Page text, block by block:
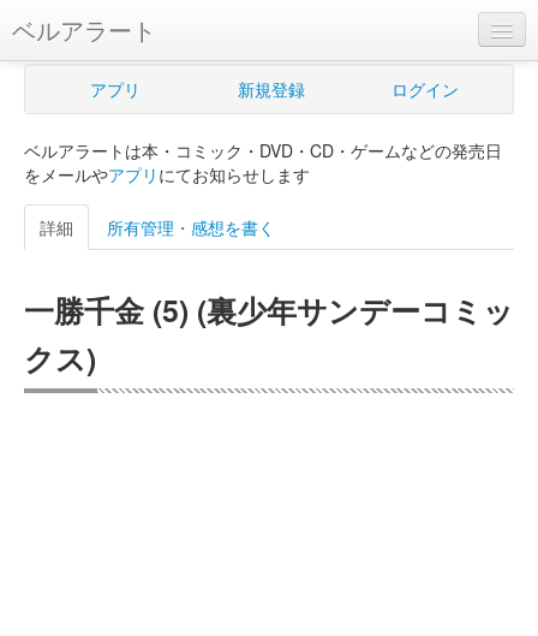
ベルアラート
ベルアラートとは
新規登録
ログイン
購入管理
Myシェルフ
アプリ 新規登録 ログイン
ベルアラートは本・コミック・DVD・CD・ゲームなどの発売日
をメールやアプリ にてお知らせします
詳細 所有管理・感想を書く
一勝千金 (5) (裏少年サンデーコミッ
クス)